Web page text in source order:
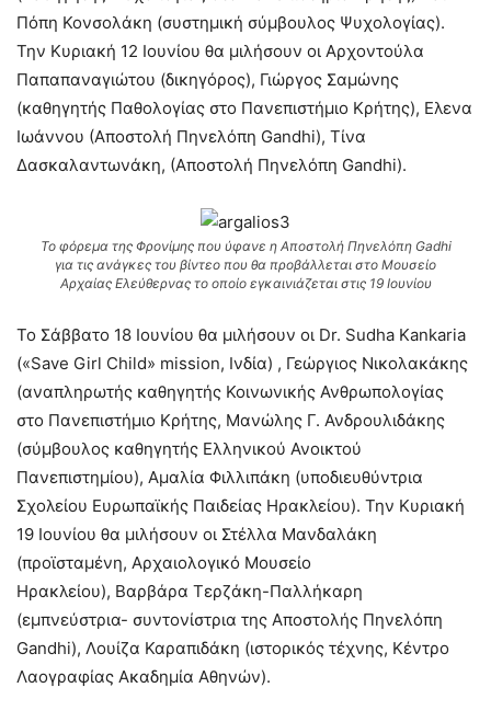
Πόπη Κονσολάκη (συστημική σύμβουλος Ψυχολογίας).
Την Κυριακή 12 Ιουνίου θα μιλήσουν οι Αρχοντούλα
Παπαπαναγιώτου (δικηγόρος), Γιώργος Σαμώνης
(καθηγητής Παθολογίας στο Πανεπιστήμιο Κρήτης), Ελενα
Ιωάννου (Αποστολή Πηνελόπη Gandhi), Τίνα
Δασκαλαντωνάκη, (Αποστολή Πηνελόπη Gandhi).
Το φόρεμα της Φρονίμης που ύφανε η Αποστολή Πηνελόπη Gadhi
για τις ανάγκες του βίντεο που θα προβάλλεται στο Μουσείο
Αρχαίας Ελεύθερνας το οποίο εγκαινιάζεται στις 19 Ιουνίου
Το Σάββατο 18 Ιουνίου θα μιλήσουν οι Dr. Sudha Kankaria
(«Save Girl Child» mission, Ινδία) , Γεώργιος Νικολακάκης
(αναπληρωτής καθηγητής Κοινωνικής Ανθρωπολογίας
στο Πανεπιστήμιο Κρήτης, Μανώλης Γ. Ανδρουλιδάκης
(σύμβουλος καθηγητής Ελληνικού Ανοικτού
Πανεπιστημίου), Αμαλία Φιλλιπάκη (υποδιευθύντρια
Σχολείου Ευρωπαϊκής Παιδείας Ηρακλείου). Την Κυριακή
19 Ιουνίου θα μιλήσουν οι Στέλλα Μανδαλάκη
(προϊσταμένη, Αρχαιολογικό Μουσείο
Ηρακλείου), Βαρβάρα Τερζάκη-Παλλήκαρη
(εμπνεύστρια- συντονίστρια της Αποστολής Πηνελόπη
Gandhi), Λουίζα Καραπιδάκη (ιστορικός τέχνης, Κέντρο
Λαογραφίας Ακαδημία Αθηνών).